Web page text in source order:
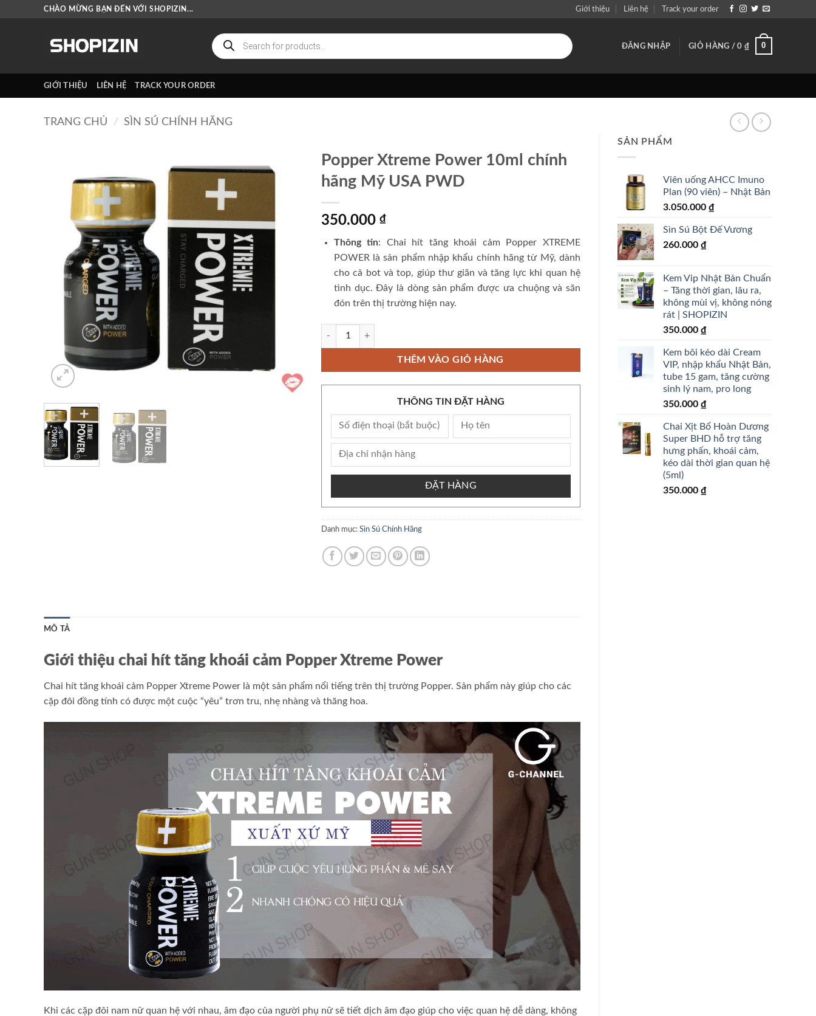
CHÀO MỪNG BẠN ĐẾN VỚI SHOPIZIN... Giới thiệu Liên hệ Track your order
Tìm
kiếm
sản
phẩm
ĐĂNG NHẬP GIỎ HÀNG /0 ₫ 0
GIỚI THIỆU LIÊN HỆ TRACK YOUR ORDER
TRANG CHỦ / SÌN SÚ CHÍNH HÃNG
SẢN PHẨM
Viên uống AHCC Imuno
Plan (90 viên) – Nhật Bản
3.050.000 ₫
Sìn Sú Bột Đế Vương
260.000 ₫
Kem Vip Nhật Bản Chuẩn
– Tăng thời gian, lâu ra,
không mùi vị, không nóng
rát | SHOPIZIN
350.000 ₫
Kem bôi kéo dài Cream
VIP, nhập khẩu Nhật Bản,
tube 15 gam, tăng cường
sinh lý nam, pro long
350.000 ₫
Chai Xịt Bổ Hoàn Dương
Super BHD hỗ trợ tăng
hưng phấn, khoái cảm,
kéo dài thời gian quan hệ
(5ml)
350.000 ₫
Popper Xtreme Power 10ml chính
hãng Mỹ USA PWD
350.000 ₫
Thông tin:
Chai hít tăng khoái cảm Popper XTREME
POWER là sản phẩm nhập khẩu chính hãng từ Mỹ, dành
cho cả bot và top, giúp thư giãn và tăng lực khi quan hệ
tình dục. Đây là dòng sản phẩm được ưa chuộng và săn
đón trên thị trường hiện nay.
Popper Xtreme Power 10ml chính hãng Mỹ USA PWD số lượng
THÊM VÀO GIỎ HÀNG
THÔNG TIN ĐẶT HÀNG
ĐẶT HÀNG
Danh mục: Sìn Sú Chính Hãng
MÔ TẢ
Giới thiệu chai hít tăng khoái cảm Popper Xtreme Power
Chai hít tăng khoái cảm Popper Xtreme Power là một sản phẩm nổi tiếng trên thị trường Popper. Sản phẩm này giúp cho các
cặp đôi đồng tính có được một cuộc “yêu” trơn tru, nhẹ nhàng và thăng hoa.
Khi các cặp đôi nam nữ quan hệ với nhau, âm đạo của người phụ nữ sẽ tiết dịch âm đạo giúp cho việc quan hệ dễ dàng, không